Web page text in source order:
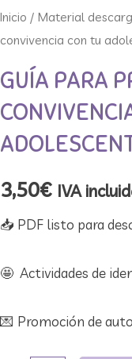
Inicio / Material
convivencia con tu
GUÍA PARA
3,50€ IVA
📥 PDF listo para
🤩 Actividades de
💌 Promoción de